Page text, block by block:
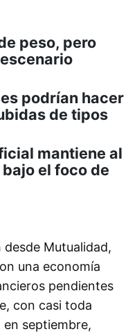
peso, pero
podrían hacer
de tipos
mantiene al
el foco de
Mutualidad,
una economía
pendientes
con casi toda
septiembre,